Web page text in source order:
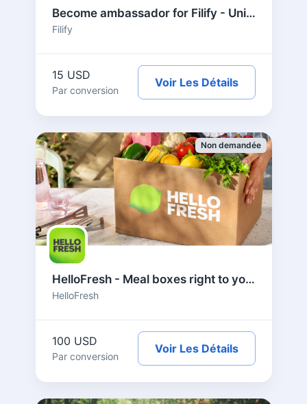
Become ambassador for Filify - United States
Filify
15 USD
Par conversion
Voir Les Détails
Non demandée
HelloFresh - Meal boxes right to your door - US
HelloFresh
100 USD
Par conversion
Voir Les Détails